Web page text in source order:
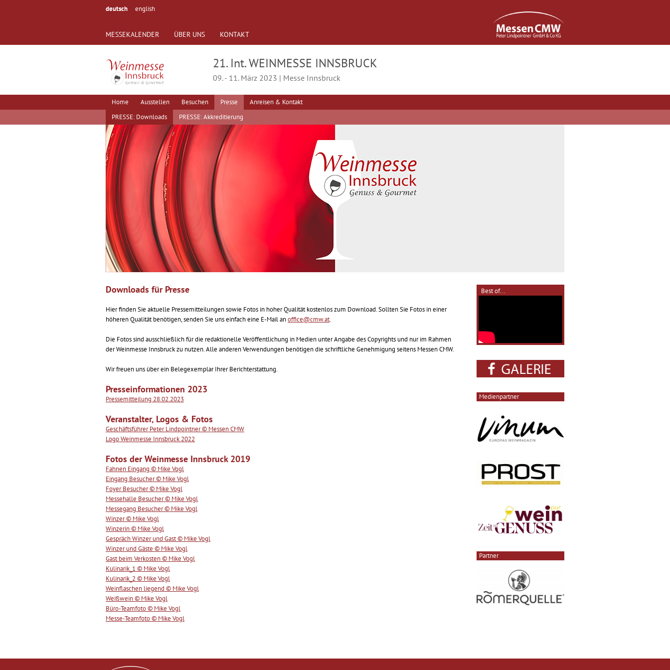
deutsch english
MESSEKALENDER ÜBER UNS KONTAKT
21. Int. WEINMESSE INNSBRUCK
09. - 11. März 2023 | Messe Innsbruck
Home Ausstellen Besuchen Presse
Anreisen & Kontakt
PRESSE: Downloads
PRESSE: Akkreditierung
Downloads für Presse
Hier finden Sie aktuelle Pressemitteilungen sowie Fotos in hoher Qualität kostenlos zum Download. Sollten Sie Fotos in einer
höheren Qualität benötigen, senden Sie uns einfach eine E-Mail anoffice@cmw.at.
Die Fotos sind ausschließlich für die redaktionelle Veröffentlichung in Medien unter Angabe des Copyrights und nur im Rahmen
der Weinmesse Innsbruck zu nutzen. Alle anderen Verwendungen benötigen die schriftliche Genehmigung seitens Messen CMW.
Wir freuen uns über ein Belegexemplar Ihrer Berichterstattung.
Presseinformationen 2023
Pressemitteilung 28.02.2023
Veranstalter, Logos & Fotos
Geschäftsführer Peter Lindpointner © Messen CMW
Logo Weinmesse Innsbruck 2022
Fotos der Weinmesse Innsbruck 2019
Fahnen Eingang © Mike Vogl
Eingang Besucher © Mike Vogl
Foyer Besucher © Mike Vogl
Messehalle Besucher © Mike Vogl
Messegang Besucher © Mike Vogl
Winzer © Mike Vogl
Winzerin © Mike Vogl
Gespräch Winzer und Gast © Mike Vogl
Winzer und Gäste © Mike Vogl
Gast beim Verkosten © Mike Vogl
Kulinarik_1 © Mike Vogl
Kulinarik_2 © Mike Vogl
Weinflaschen liegend © Mike Vogl
Weißwein © Mike Vogl
Büro-Teamfoto © Mike Vogl
Messe-Teamfoto © Mike Vogl
Best of...
Medienpartner
Partner